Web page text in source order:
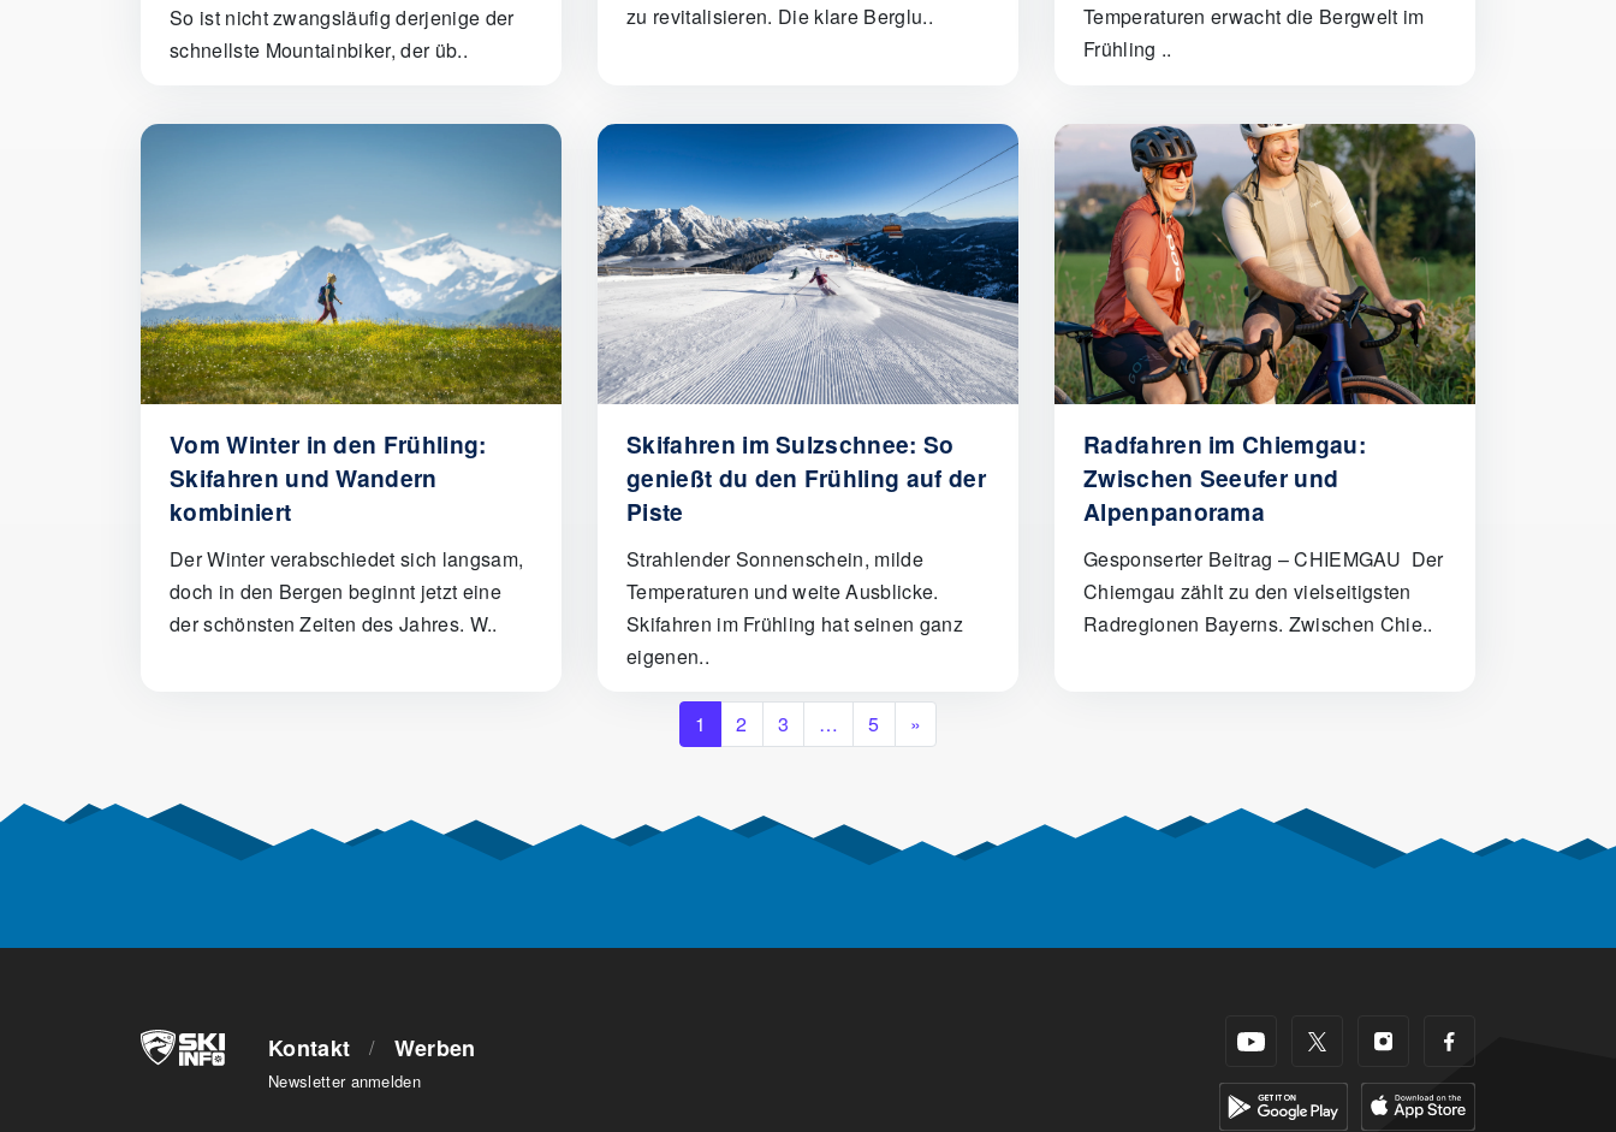
So ist nicht zwangsläufig derjenige der
schnellste Mountainbiker, der üb..
zu revitalisieren. Die klare Berglu..
Temperaturen erwacht die Bergwelt im
Frühling ..
Vom Winter in den Frühling:
Skifahren und Wandern
kombiniert
Der Winter verabschiedet sich langsam,
doch in den Bergen beginnt jetzt eine
der schönsten Zeiten des Jahres. W..
Skifahren im Sulzschnee: So
genießt du den Frühling auf der
Piste
Strahlender Sonnenschein, milde
Temperaturen und weite Ausblicke.
Skifahren im Frühling hat seinen ganz
eigenen..
Radfahren im Chiemgau:
Zwischen Seeufer und
Alpenpanorama
Gesponserter Beitrag – CHIEMGAU Der
Chiemgau zählt zu den vielseitigsten
Radregionen Bayerns. Zwischen Chie..
1 2 3 … 5 »
Kontakt / Werben
Newsletter anmelden